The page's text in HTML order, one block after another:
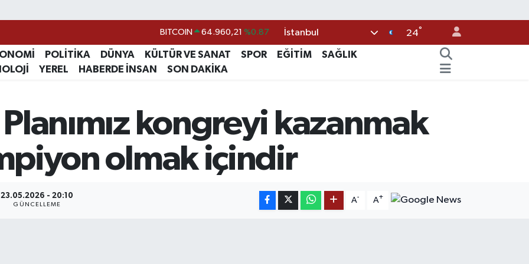
BITCOIN 64.960,21 %0.87
55,2510
BİST100 13.779 %-14
İstanbul 24°
POLİTİKA DÜNYA KÜLTÜR VE SANAT SPOR EĞİTİM
SAĞLIK
YEREL HABERDE İNSAN SON DAKİKA
Planımız kongreyi kazanmak
olmak içindir
23.05.2026 - 20:10
GÜNCELLEME
A- A+